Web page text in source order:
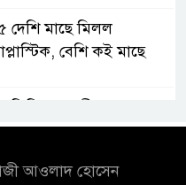
দেশি মাছে মিলল
বেশি কই মাছে
ইন্তেকাল
আওলাদ হোসেন